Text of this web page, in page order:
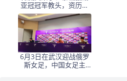
亚冠冠军教头，资历与
名气全面压过徐正源
6月3日在武汉迎战俄罗
斯女足，中国女足主